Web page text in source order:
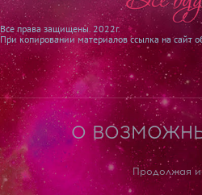
Все права защищены. 2022г.
При копировании материалов ссылка на сайт
О
Продолжая